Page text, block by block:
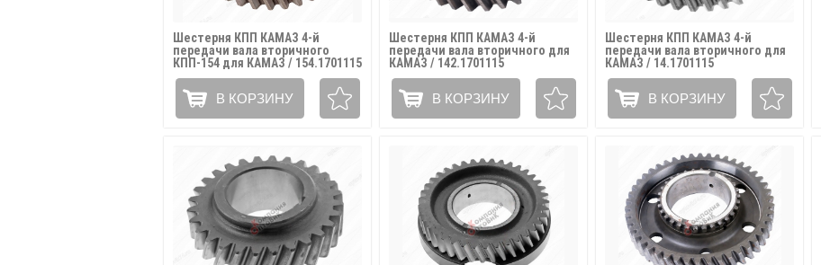
Шестерня КПП КАМАЗ 4-й
передачи вала вторичного
КПП-154 для КАМАЗ / 154.1701115
В КОРЗИНУ
Шестерня КПП КАМАЗ 4-й
передачи вала вторичного для
КАМАЗ / 142.1701115
В КОРЗИНУ
Шестерня КПП КАМАЗ 4-й
передачи вала вторичного для
КАМАЗ / 14.1701115
В КОРЗИНУ